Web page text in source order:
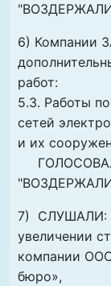
6) Компании
работ:
5.3. Работы
сетей
и их
7) СЛУШАЛИ:
увеличении
компании
бюро»,